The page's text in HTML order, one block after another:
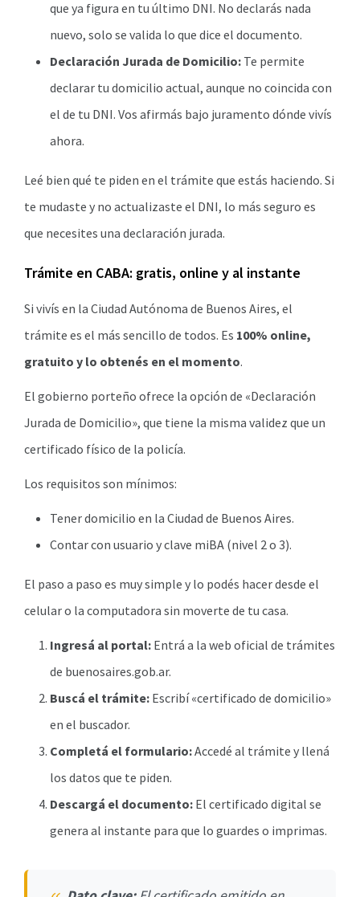
que ya figura en tu último DNI. No declarás nada
nuevo, solo se valida lo que dice el documento.
Declaración Jurada de Domicilio: Te permite
declarar tu domicilio actual, aunque no coincida con
el de tu DNI. Vos afirmás bajo juramento dónde vivís
ahora.
Leé bien qué te piden en el trámite que estás haciendo. Si
te mudaste y no actualizaste el DNI, lo más seguro es
que necesites una declaración jurada.
Trámite en CABA: gratis, online y al instante
Si vivís en la Ciudad Autónoma de Buenos Aires, el
trámite es el más sencillo de todos. Es 100% online,
gratuito y lo obtenés en el momento.
El gobierno porteño ofrece la opción de «Declaración
Jurada de Domicilio», que tiene la misma validez que un
certificado físico de la policía.
Los requisitos son mínimos:
Tener domicilio en la Ciudad de Buenos Aires.
Contar con usuario y clave miBA (nivel 2 o 3).
El paso a paso es muy simple y lo podés hacer desde el
celular o la computadora sin moverte de tu casa.
Ingresá al portal: Entrá a la web oficial de trámites
de buenosaires.gob.ar.
Buscá el trámite: Escribí «certificado de domicilio»
en el buscador.
Completá el formulario:Accedé al trámite y llená
los datos que te piden.
Descargá el documento: El certificado digital se
genera al instante para que lo guardes o imprimas.